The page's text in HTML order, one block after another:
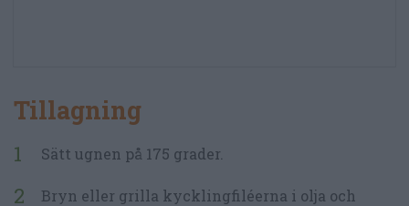
Tillagning
Sätt ugnen på 175 grader.
Bryn eller grilla kycklingfiléerna i olja och